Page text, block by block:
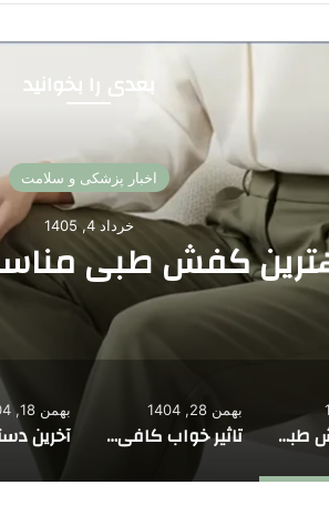
بعدی را بخوانید
اخبار پزشکی و سلامت
خرداد 4, 1405
کفش طبی
بهترین کفش طبی مناسب سالمندان
بهمن 28, 1404
تاثیر خواب کافی بر سلامت مغز و حافظه | چرا کم خوابی تمرکز و یادگیری را مختل می کند و راه حل چیست
بهمن 18, 1404